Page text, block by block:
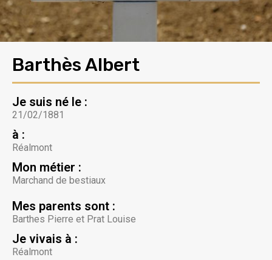
Barthès Albert
Je suis né le :
21/02/1881
à :
Réalmont
Mon métier :
Marchand de bestiaux
Mes parents sont :
Barthes Pierre et Prat Louise
Je vivais à :
Réalmont